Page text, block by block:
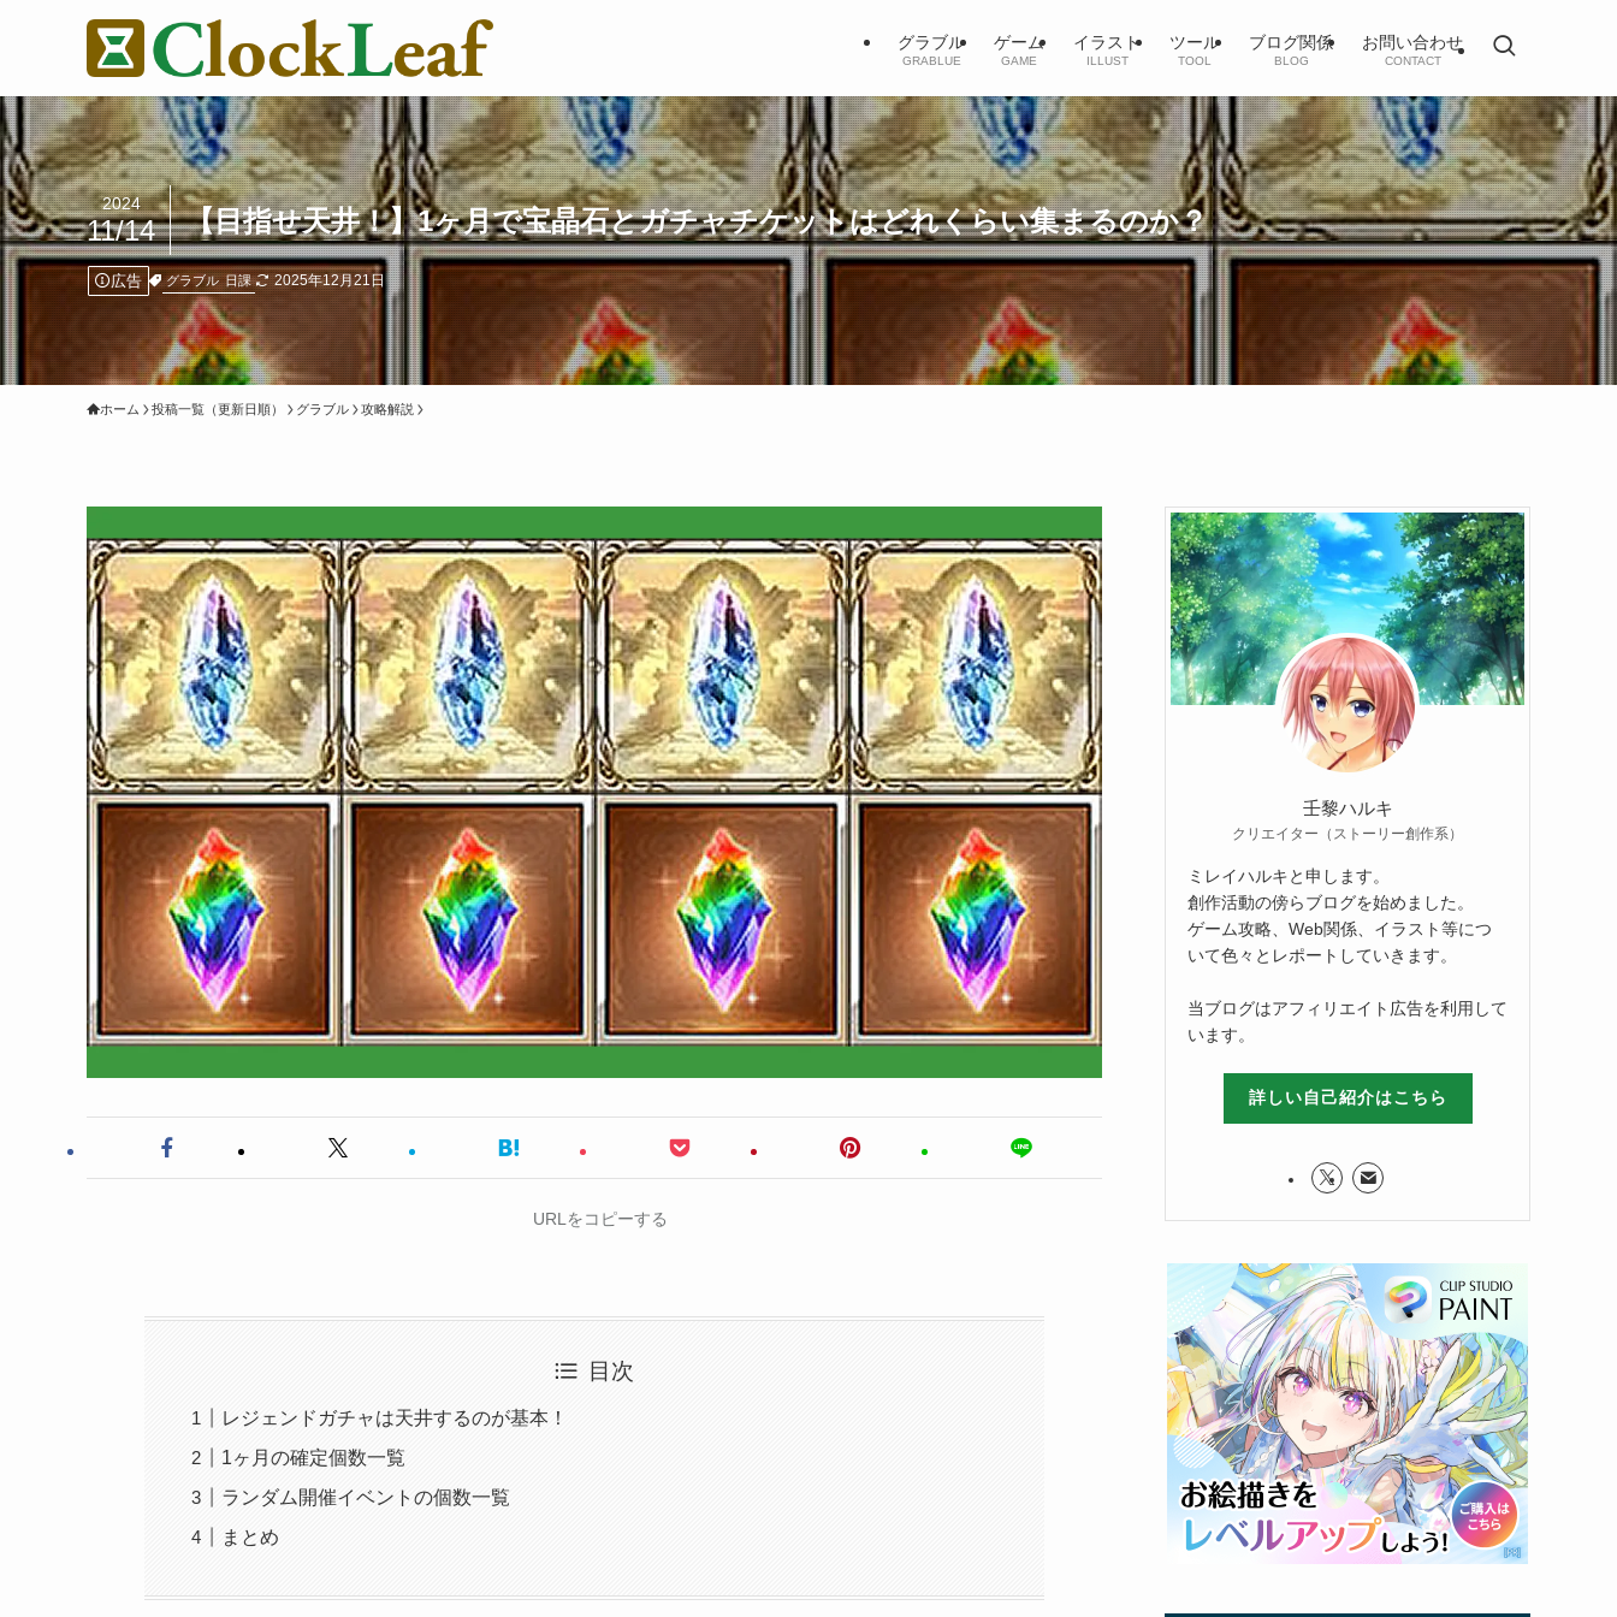
グラブル
GRABLUE
ゲーム
GAME
イラスト
ILLUST
ツール
TOOL
ブログ関係
BLOG
お問い合わせ
CONTACT
【目指せ天井！】1ヶ月で宝晶石とガチャチケットはどれくらい集まるのか？
2024
11/14
広告 グラブル 日課 2025年12月21日
ホーム 投稿一覧（更新日順） グラブル 攻略解説
URLをコピーする
目次
レジェンドガチャは天井するのが基本！
1ヶ月の確定個数一覧
ランダム開催イベントの個数一覧
まとめ
壬黎ハルキ
クリエイター（ストーリー創作系）
ミレイハルキと申します。
創作活動の傍らブログを始めました。
ゲーム攻略、Web関係、イラスト等につ
いて色々とレポートしていきます。
当ブログはアフィリエイト広告を利用して
います。
詳しい自己紹介はこちら